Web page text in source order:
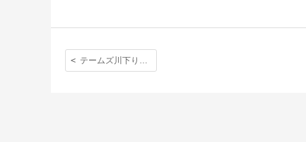
テームズ川下り、ロンドン塔、タワーブリッジと続いた高２アウティング